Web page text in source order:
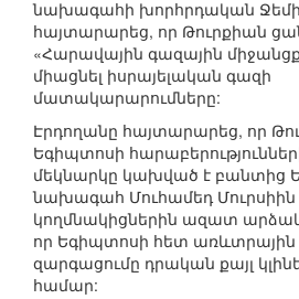
նախագահի խորհրդական
հայտարարեց, որ Թուրքիան
«Հարավային գազային
միացնել իսրայելական գազի
մատակարարումները:
Էրդողանը հայտարարեց, որ
Եգիպտոսի
մեկնարկը կախված է բանտից
նախագահ Մուհամեդ Մուրսիին
կողմնակիցներին ազատ
որ Եգիպտոսի հետ
զարգացումը դրական քայլ
համար: